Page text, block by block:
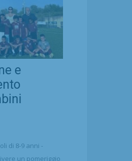
e
di 8-9 anni -
un pomeriggio